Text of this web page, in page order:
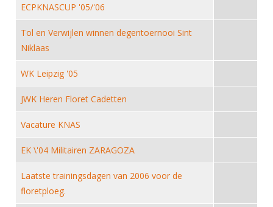
Contact
Medewerkers
Samenwerking
Formulieren
Alle Verenigingen
Nieuws
Verenigingsondersteuning
Witte Vlekkenplan
Oprichting Vereniging
KNAS Keurmerk
NK's
JEC
Veteranenwedstrijden
Nieuws
Aanvragen van scheidsrechters
Scheidsrechterslijst
Nieuws
Scheidsrechterslijst
Opleidingen
Tuchtzaken
Infotheek
ECPKNASCUP '05/'06
Tol en Verwijlen winnen degentoernooi Sint
Niklaas
WK Leipzig '05
JWK Heren Floret Cadetten
Vacature KNAS
EK \'04 Militairen ZARAGOZA
Laatste trainingsdagen van 2006 voor de
floretploeg.